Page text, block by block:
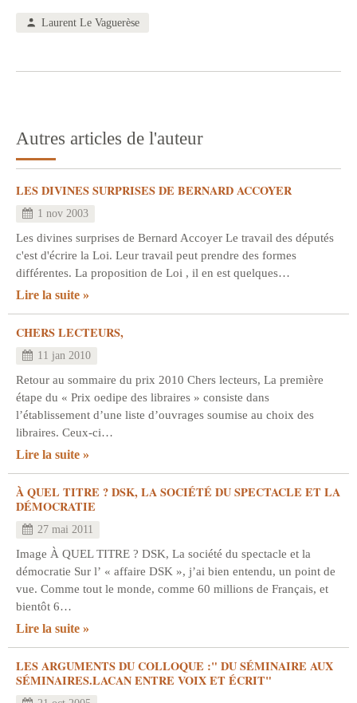
Laurent Le Vaguerèse
Autres articles de l'auteur
LES DIVINES SURPRISES DE BERNARD ACCOYER
1 nov 2003
Les divines surprises de Bernard Accoyer Le travail des députés
c'est d'écrire la Loi. Leur travail peut prendre des formes
différentes. La proposition de Loi , il en est quelques…
Lire la suite
CHERS LECTEURS,
11 jan 2010
Retour au sommaire du prix 2010 Chers lecteurs, La première
étape du « Prix oedipe des libraires » consiste dans
l’établissement d’une liste d’ouvrages soumise au choix des
libraires. Ceux-ci…
Lire la suite
À QUEL TITRE ? DSK, LA SOCIÉTÉ DU SPECTACLE ET LA
DÉMOCRATIE
27 mai 2011
Image À QUEL TITRE ? DSK, La société du spectacle et la
démocratie Sur l’ « affaire DSK », j’ai bien entendu, un point de
vue. Comme tout le monde, comme 60 millions de Français, et
bientôt 6…
Lire la suite
LES ARGUMENTS DU COLLOQUE :" DU SÉMINAIRE AUX
SÉMINAIRES.LACAN ENTRE VOIX ET ÉCRIT"